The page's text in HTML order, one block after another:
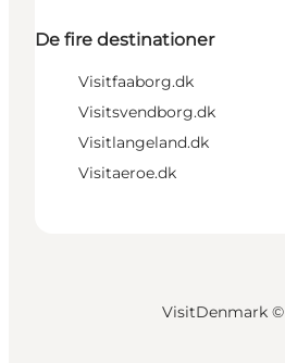
De fire destinationer
Visitfaaborg.dk
Visitsvendborg.dk
Visitlangeland.dk
Visitaeroe.dk
VisitDenmark ©